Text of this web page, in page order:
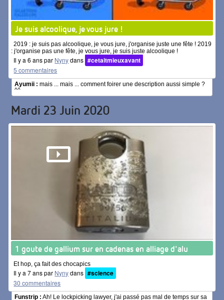
Je suis alcoolique, je vous jure !
2019 : je suis pas alcoolique, je vous jure, j'organise juste une fête ! 2019
: j'organise pas une fête, je vous jure, je suis juste alcoolique !
Il y a 6 ans par Nynydans #cetaitmieuxavant
5 commentaires
Ayumii : mais ... mais ... comment foirer une description aussi simple ?
^^
Mardi 23 Juin 2020
1 goute de gallium sur en cadenas en alliage d'alu
Et hop, ça fait des chocapics
Il y a 7 ans par Nynydans #science
30 commentaires
Funstrip : Ah! Le lockpicking lawyer, j'ai passé pas mal de temps sur sa